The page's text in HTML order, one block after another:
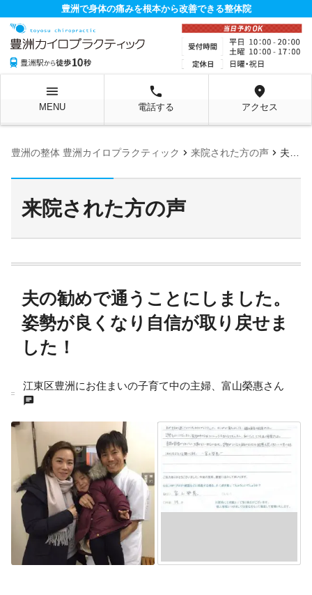
豊洲で身体の痛みを根本から改善できる整体院
menu
MENU
local_phone
電話する
location_on
アクセス
豊洲の整体 豊洲カイロプラクティック chevron_right 来院された方の声 chevron_right 夫の勧めで通うことにしました。姿勢が良くなり自信が取り戻せました！
来院された方の声
夫の勧めで通うことにしました。
姿勢が良くなり自信が取り戻せま
した！
江東区豊洲にお住まいの子育て中の主婦、富山榮惠さん
chat